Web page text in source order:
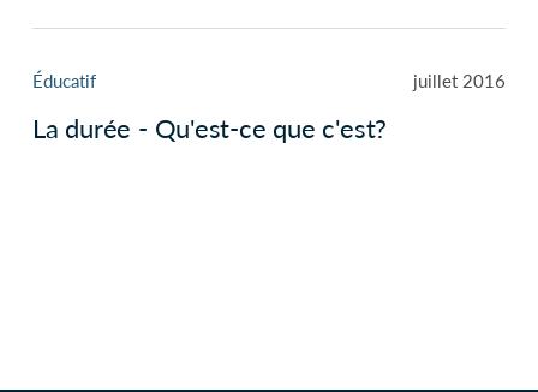
Éducatif juillet 2016
La durée - Qu'est-ce que c'est?